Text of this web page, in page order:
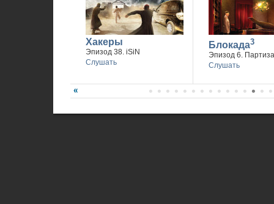
Хакеры
Эпизод 38. iSiN
Слушать
Блокада3
Эпизод 6.
Слушать